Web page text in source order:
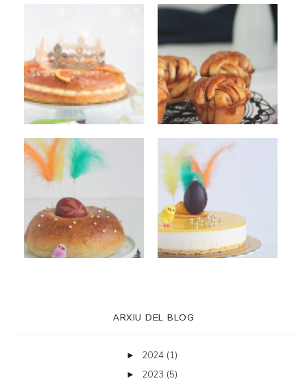
ARXIU DEL BLOG
► 2024 (1)
► 2023 (5)